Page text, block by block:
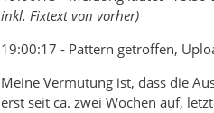
inkl. Fixtext von vorher)
19:00:17 - Pattern getroffen,
Meine Vermutung ist, dass die
erst seit ca. zwei Wochen auf,